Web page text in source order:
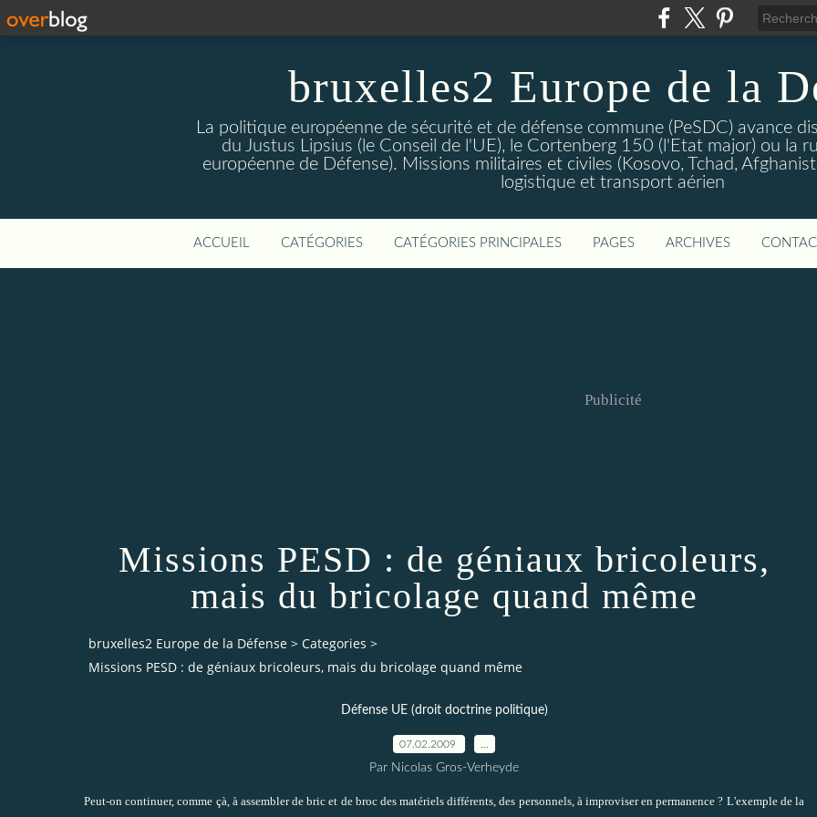
bruxelles2 Europe de la
La politique européenne de sécurité et de défense commune (PeSDC) avance
du Justus Lipsius (le Conseil de l'UE), le Cortenberg 150 (l'Etat major) ou la
européenne de Défense). Missions militaires et civiles (Kosovo, Tchad,
logistique et transport aérien
ACCUEIL CATÉGORIES CATÉGORIES PRINCIPALES PAGES ARCHIVES
Publicité
Missions PESD : de géniaux bricoleurs,
mais du bricolage quand même
bruxelles2 Europe de la Défense > Categories >
Missions PESD : de géniaux bricoleurs, mais du bricolage quand même
Défense UE (droit doctrine politique)
07.02.2009
Par Nicolas Gros-Verheyde
Peut-on continuer, comme çà, à assembler de bric et de broc des matériels différents, des personnels, à improviser en permanence ? L'exemple de la